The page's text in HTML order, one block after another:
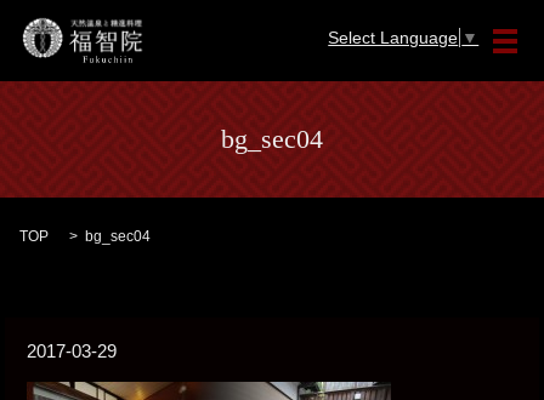
メ
Select Language ▼
bg_sec04
TOP bg_sec04
2017-03-29